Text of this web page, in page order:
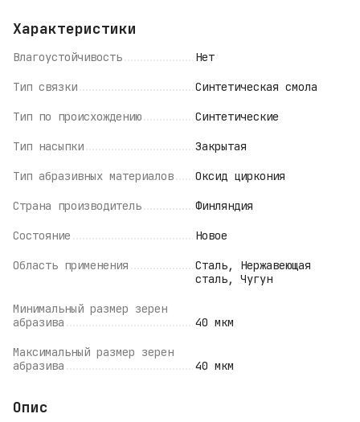
Характеристики
Влагоустойчивость Нет
Тип связки Синтетическая смола
Тип по происхождению Синтетические
Тип насыпки Закрытая
Тип абразивных материалов Оксид циркония
Страна производитель Финляндия
Состояние Новое
Область применения
Сталь, Нержавеющая
сталь, Чугун
Минимальный размер зерен
абразива
40 мкм
Максимальный размер зерен
абразива
40 мкм
Опис